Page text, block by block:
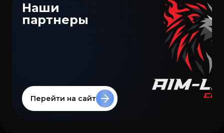
Наши
партнеры
Перейти на сайт